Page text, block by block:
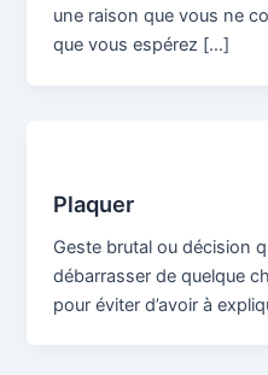
une raison que vous ne
que vous espérez […]
Plaquer
Geste brutal ou décision
débarrasser de quelque
pour éviter d’avoir à